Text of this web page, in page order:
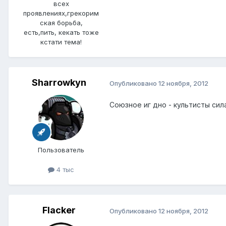
всех
проявлениях,грекорим
ская борьба,
есть,пить, кекать тоже
кстати тема!
Sharrowkyn
Пользователь
4 тыс
Опубликовано 12 ноября, 2012
Союзное иг дно - культисты
Flacker Опубликовано 12 ноября, 2012